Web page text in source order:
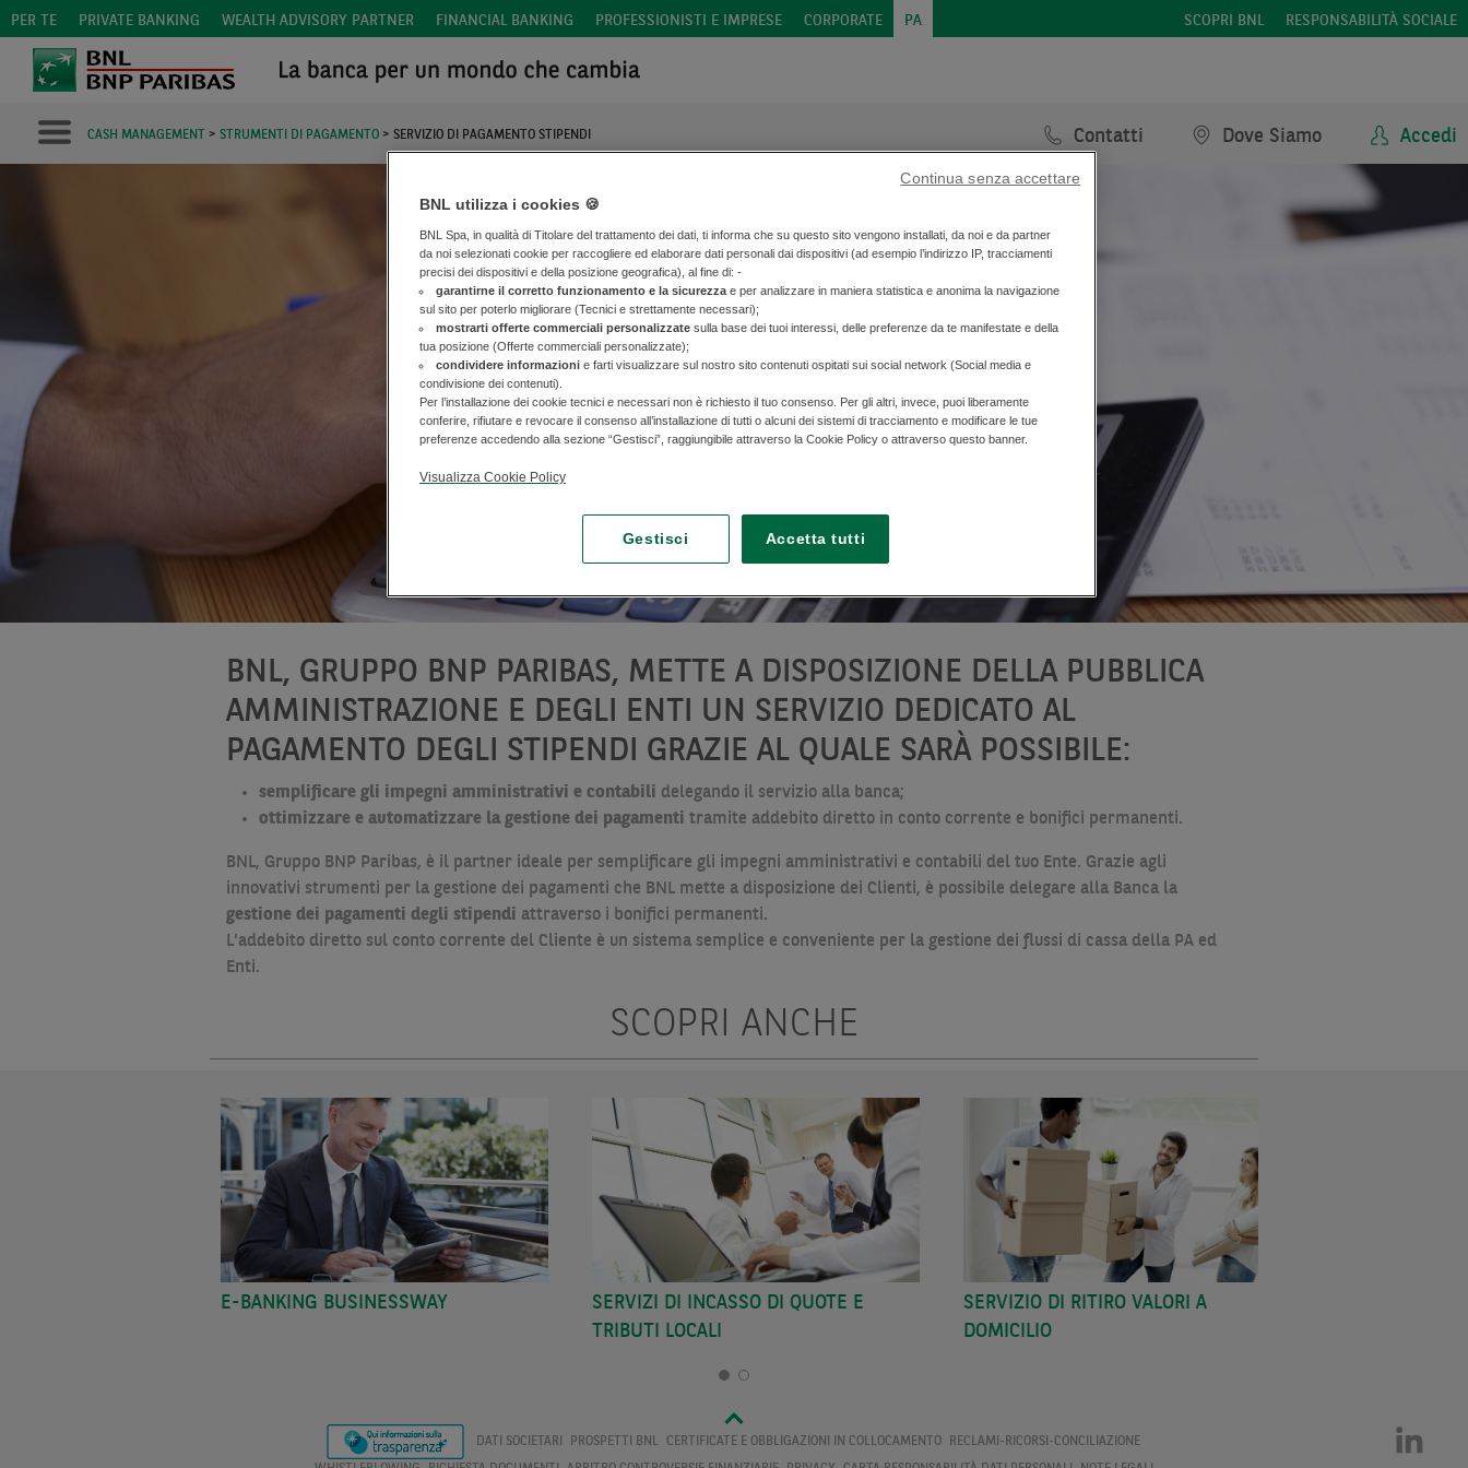
PER TE PRIVATE BANKING WEALTH ADVISORY PARTNER FINANCIAL BANKING PROFESSIONISTI E IMPRESE CORPORATE PA RESPONSABILITÀ SOCIALE
SCOPRI BNL
Accedi
Dove Siamo
Contatti
CASH MANAGEMENT > STRUMENTI DI PAGAMENTO > SERVIZIO DI PAGAMENTO STIPENDI
Servizi di Pagamento stipendi
BNL, GRUPPO BNP PARIBAS, METTE A DISPOSIZIONE DELLA PUBBLICA
AMMINISTRAZIONE E DEGLI ENTI UN SERVIZIO DEDICATO AL
PAGAMENTO DEGLI STIPENDI GRAZIE AL QUALE SARÀ POSSIBILE:
semplificare gli impegni amministrativi e contabili delegando il servizio alla banca;
ottimizzare e automatizzare la gestione dei pagamenti tramite addebito diretto in conto corrente e bonifici permanenti.
BNL, Gruppo BNP Paribas, è il partner ideale per semplificare gli impegni amministrativi e contabili del tuo Ente. Grazie agli
innovativi strumenti per la gestione dei pagamenti che BNL mette a disposizione dei Clienti, è possibile delegare alla Banca la
gestione dei pagamenti degli stipendi attraverso i bonifici permanenti.
L'addebito diretto sul conto corrente del Cliente è un sistema semplice e conveniente per la gestione dei flussi di cassa della PA ed
Enti.
SCOPRI ANCHE
E-BANKING BUSINESSWAY
SERVIZI DI INCASSO DI QUOTE E
TRIBUTI LOCALI
SERVIZIO DI RITIRO VALORI A
DOMICILIO
DATI SOCIETARI PROSPETTI BNL CERTIFICATE E OBBLIGAZIONI IN COLLOCAMENTO RECLAMI-RICORSI-CONCILIAZIONE
BNL utilizza i cookies 🍪
BNL Spa, in qualità di Titolare del trattamento dei dati, ti informa che su questo sito vengono installati, da noi e da partner
da noi selezionati cookie per raccogliere ed elaborare dati personali dai dispositivi (ad esempio l’indirizzo IP, tracciamenti
precisi dei dispositivi e della posizione geografica), al fine di: -
garantirne il corretto funzionamento e la sicurezza e per analizzare in maniera statistica e anonima la navigazione
sul sito per poterlo migliorare (Tecnici e strettamente necessari);
mostrarti offerte commerciali personalizzate sulla base dei tuoi interessi, delle preferenze da te manifestate e della
tua posizione (Offerte commerciali personalizzate);
condividere informazioni e farti visualizzare sul nostro sito contenuti ospitati sui social network (Social media e
condivisione dei contenuti).
Per l’installazione dei cookie tecnici e necessari non è richiesto il tuo consenso. Per gli altri, invece, puoi liberamente
conferire, rifiutare e revocare il consenso all’installazione di tutti o alcuni dei sistemi di tracciamento e modificare le tue
preferenze accedendo alla sezione “Gestisci”, raggiungibile attraverso la Cookie Policy o attraverso questo banner.
Visualizza Cookie Policy
Gestisci Accetta tutti
Continua senza accettare